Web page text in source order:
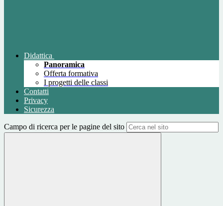
Didattica
Panoramica
Offerta formativa
I progetti delle classi
Contatti
Privacy
Sicurezza
Campo di ricerca per le pagine del sito